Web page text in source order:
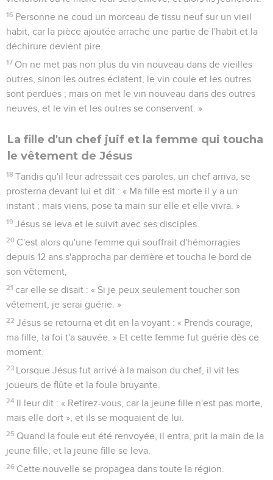
16 Personne ne coud un morceau de tissu neuf sur un vieil
habit, car la pièce ajoutée arrache une partie de l'habit et la
déchirure devient pire.
17 On ne met pas non plus du vin nouveau dans de vieilles
outres, sinon les outres éclatent, le vin coule et les outres
sont perdues ; mais on met le vin nouveau dans des outres
neuves, et le vin et les outres se conservent. »
La fille d'un chef juif et la femme qui toucha
le vêtement de Jésus
18 Tandis qu'il leur adressait ces paroles, un chef arriva, se
prosterna devant lui et dit : « Ma fille est morte il y a un
instant ; mais viens, pose ta main sur elle et elle vivra. »
19 Jésus se leva et le suivit avec ses disciples.
20 C'est alors qu'une femme qui souffrait d'hémorragies
depuis 12 ans s'approcha par-derrière et toucha le bord de
son vêtement,
21 car elle se disait : « Si je peux seulement toucher son
vêtement, je serai guérie. »
22 Jésus se retourna et dit en la voyant : « Prends courage,
ma fille, ta foi t'a sauvée. » Et cette femme fut guérie dès ce
moment.
23 Lorsque Jésus fut arrivé à la maison du chef, il vit les
joueurs de flûte et la foule bruyante.
24 Il leur dit : « Retirez-vous, car la jeune fille n'est pas morte,
mais elle dort », et ils se moquaient de lui.
25 Quand la foule eut été renvoyée, il entra, prit la main de la
jeune fille, et la jeune fille se leva.
26 Cette nouvelle se propagea dans toute la région.